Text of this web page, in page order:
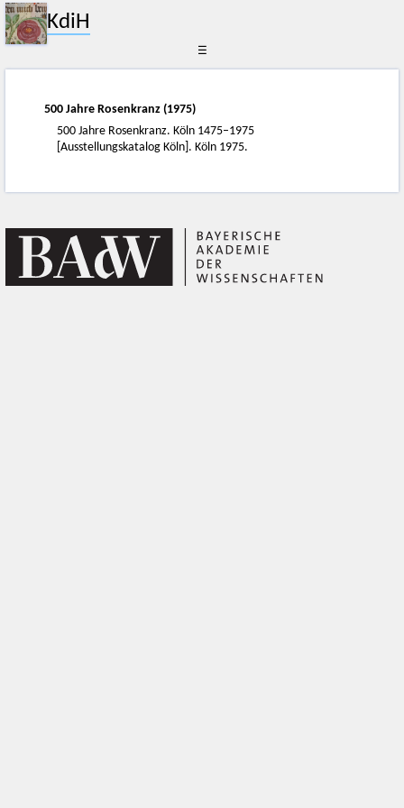
KdiH
☰
500 Jahre Rosenkranz (1975)
500 Jahre Rosenkranz. Köln 1475–1975
[Ausstellungskatalog Köln]. Köln 1975.